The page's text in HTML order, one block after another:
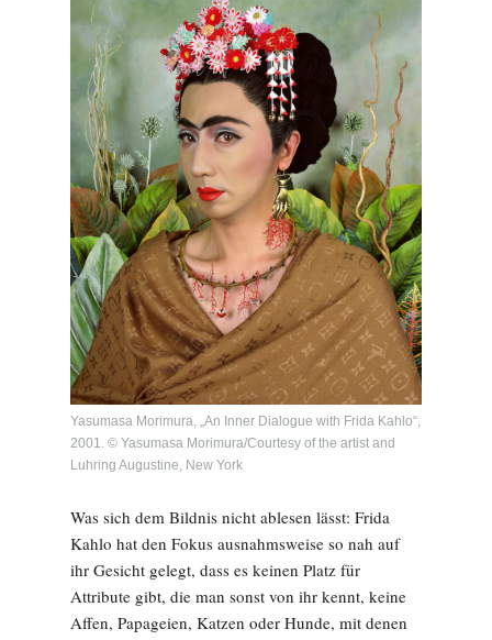
Yasumasa Morimura, „An Inner Dialogue with Frida Kahlo“,
2001. © Yasumasa Morimura/Courtesy of the artist and
Luhring Augustine, New York
Was sich dem Bildnis nicht ablesen lässt: Frida
Kahlo hat den Fokus ausnahmsweise so nah auf
ihr Gesicht gelegt, dass es keinen Platz für
Attribute gibt, die man sonst von ihr kennt, keine
Affen, Papageien, Katzen oder Hunde, mit denen